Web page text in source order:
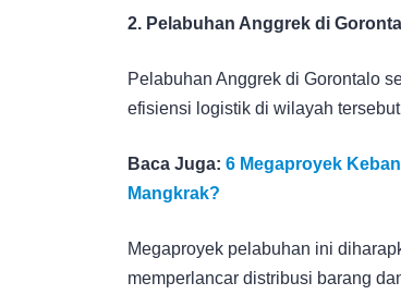
2. Pelabuhan Anggrek di
Pelabuhan Anggrek di Gorontalo
efisiensi logistik di wilayah
Baca Juga: 6 Megaproyek
Mangkrak?
Megaproyek pelabuhan ini
memperlancar distribusi barang